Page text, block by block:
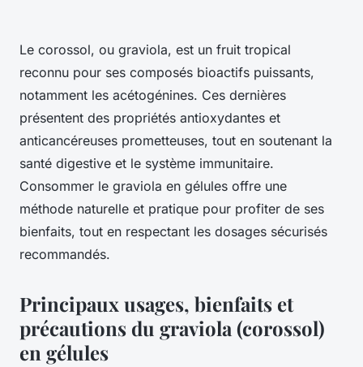
Le corossol, ou graviola, est un fruit tropical
reconnu pour ses composés bioactifs puissants,
notamment les acétogénines. Ces dernières
présentent des propriétés antioxydantes et
anticancéreuses prometteuses, tout en soutenant la
santé digestive et le système immunitaire.
Consommer le graviola en gélules offre une
méthode naturelle et pratique pour profiter de ses
bienfaits, tout en respectant les dosages sécurisés
recommandés.
Principaux usages, bienfaits et
précautions du graviola (corossol)
en gélules